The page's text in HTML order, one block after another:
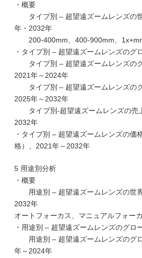
・概要
タイプ別 – 超望遠ズームレンズの
年・2032年
200-400mm、400-900mm、
・タイプ別 – 超望遠ズームレンズのグ
タイプ別 – 超望遠ズームレンズのグ
2021年～2024年
タイプ別 – 超望遠ズームレンズのグ
2025年～2032年
タイプ別-超望遠ズームレンズの売
2032年
・タイプ別 – 超望遠ズームレンズの価
格）、2021年～2032年
5 用途別分析
・概要
用途別 – 超望遠ズームレンズの世界
2032年
オートフォーカス、マニュアルフォー
・用途別 – 超望遠ズームレンズのグロ
用途別 – 超望遠ズームレンズのグ
年～2024年